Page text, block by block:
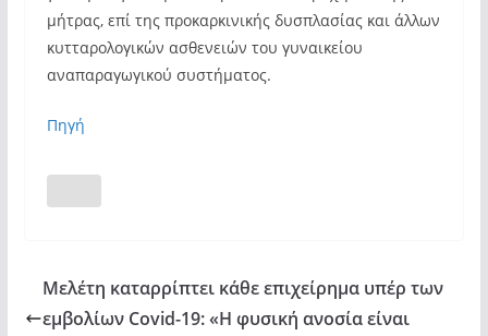
μήτρας, επί της προκαρκινικής δυσπλασίας και άλλων
κυτταρολογικών ασθενειών του γυναικείου
αναπαραγωγικού συστήματος.
Πηγή
Μελέτη καταρρίπτει κάθε επιχείρημα υπέρ των
εμβολίων Covid-19: «Η φυσική ανοσία είναι